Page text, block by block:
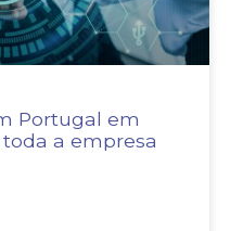
Portugal em
toda a empresa